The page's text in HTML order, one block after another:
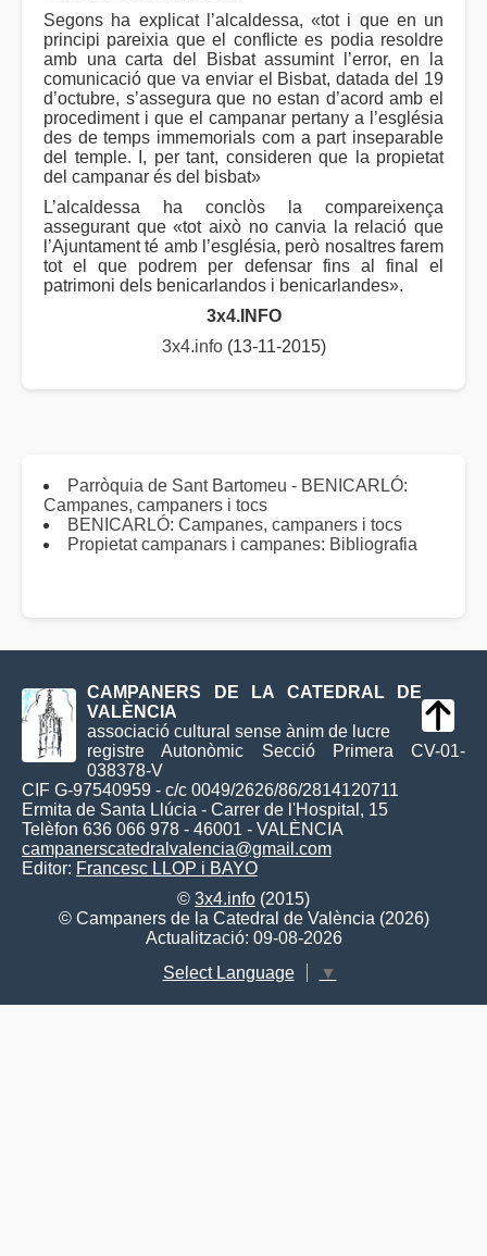
Segons ha explicat l’alcaldessa, «tot i que en un
principi pareixia que el conflicte es podia resoldre
amb una carta del Bisbat assumint l’error, en la
comunicació que va enviar el Bisbat, datada del 19
d’octubre, s’assegura que no estan d’acord amb el
procediment i que el campanar pertany a l’església
des de temps immemorials com a part inseparable
del temple. I, per tant, consideren que la propietat
del campanar és del bisbat»
L’alcaldessa ha conclòs la compareixença
assegurant que «tot això no canvia la relació que
l’Ajuntament té amb l’església, però nosaltres farem
tot el que podrem per defensar fins al final el
patrimoni dels benicarlandos i benicarlandes».
3x4.INFO
3x4.info(13-11-2015)
Parròquia de Sant Bartomeu - BENICARLÓ:
Campanes, campaners i tocs
BENICARLÓ: Campanes, campaners i tocs
Propietat campanars i campanes: Bibliografia
CAMPANERS DE LA CATEDRAL DE
VALÈNCIA
associació cultural sense ànim de lucre
registre Autonòmic Secció Primera CV-01-
038378-V
CIF G-97540959 - c/c 0049/2626/86/2814120711
Ermita de Santa Llúcia - Carrer de l'Hospital, 15
Telèfon 636 066 978 - 46001 - VALÈNCIA
campanerscatedralvalencia@gmail.com
Editor: Francesc LLOP i BAYO
© 3x4.info (2015)
© Campaners de la Catedral de València (2026)
Actualització: 09-08-2026
Select Language
▼